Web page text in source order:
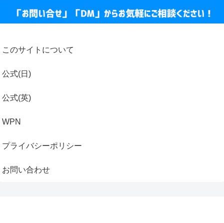
このサイトについて
公式(日)
公式(英)
WPN
プライバシーポリシー
お問い合わせ